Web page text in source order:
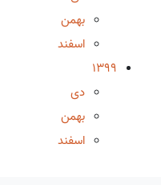
بهمن
اسفند
1399
دی
بهمن
اسفند